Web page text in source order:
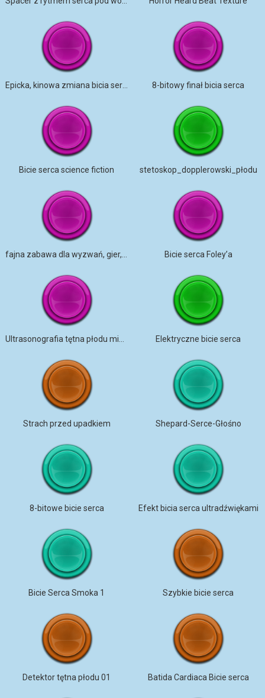
Epicka, kinowa zmiana bicia serca 8-bitowy finał bicia serca
Bicie serca science fiction stetoskop_dopplerowski_płodu
Bicie serca Foley’a
Elektryczne bicie serca
Strach przed upadkiem Shepard-Serce-Głośno
8-bitowe bicie serca Efekt bicia serca ultradźwiękami
Bicie Serca Smoka 1 Szybkie bicie serca
Detektor tętna płodu 01 Batida Cardiaca Bicie serca